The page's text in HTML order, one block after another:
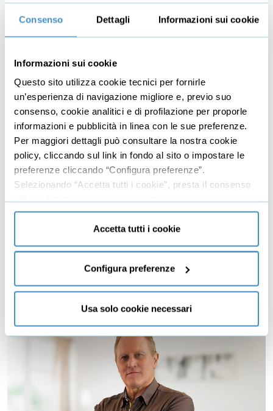
Consenso Dettagli Informazioni sui cookie
Informazioni sui cookie
Questo sito utilizza cookie tecnici per fornirle
un’esperienza di navigazione migliore e, previo suo
consenso, cookie analitici e di profilazione per proporle
informazioni e pubblicità in linea con le sue preferenze.
Per maggiori dettagli può consultare la nostra cookie
policy, cliccando sul link in fondo al sito o impostare le
preferenze cliccando “Configura preferenze”.
Selezionando “Accetta tutti i cookie”, presta il consenso
all’uso di tutti i tipi di cookie mentre può revocare il
consenso cliccando su “Usa solo cookie necessari” e
saranno attivati i soli cookie tecnici necessari al corretto
funzionamento del sito.
Accetta tutti i cookie
Configura preferenze
Usa solo cookie necessari
bottoni” della tua mente, per sbloccare il tuo
potenziale a un livello mai raggiunto prima. Come se
del tuo cervello. Presto imparerai a fare cose che
prima ti sarebbero parse impossibili, e con una facilità
sorprendente. Tutto questo grazie a una serie di
esercizi guidati, tra cui lo schermo mentale, risalente al
1923, e oggi aggiornati con le ultime scoperte nei
campi delle neuroscienze, delle frequenze sonore e
della fisica quantistica.
33 Recensioni
+IVA